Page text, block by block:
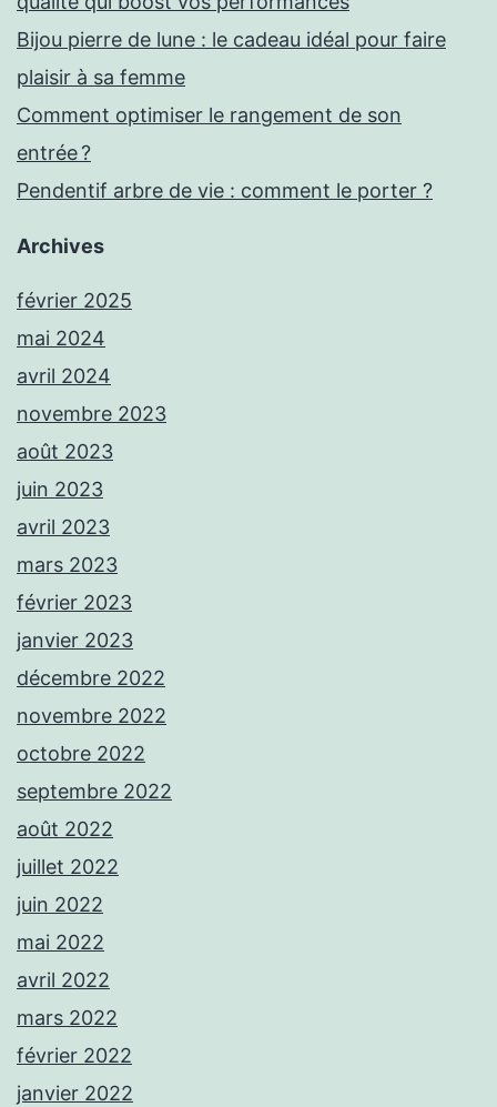
Bijou pierre de lune : le cadeau idéal pour faire
plaisir à sa femme
Comment optimiser le rangement de son
entrée ?
Pendentif arbre de vie : comment le porter ?
Archives
février 2025
mai 2024
avril 2024
novembre 2023
août 2023
juin 2023
avril 2023
mars 2023
février 2023
janvier 2023
décembre 2022
novembre 2022
octobre 2022
septembre 2022
août 2022
juillet 2022
juin 2022
mai 2022
avril 2022
mars 2022
février 2022
janvier 2022